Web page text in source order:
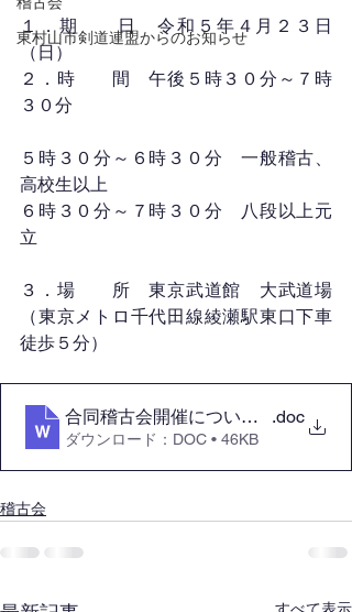
東村山市剣道連盟からのお知らせ
１．期　　日　令和５年４月２３日
（日）
２．時　　間　午後５時３０分～７時
３０分
５時３０分～６時３０分　一般稽古、
高校生以上
６時３０分～７時３０分　八段以上元
立
３．場　　所　東京武道館　大武道場
（東京メトロ千代田線綾瀬駅東口下車
徒歩５分）
合同稽古会開催について(R5.4.23.17
.doc
ダウンロード：DOC • 46KB
稽古会